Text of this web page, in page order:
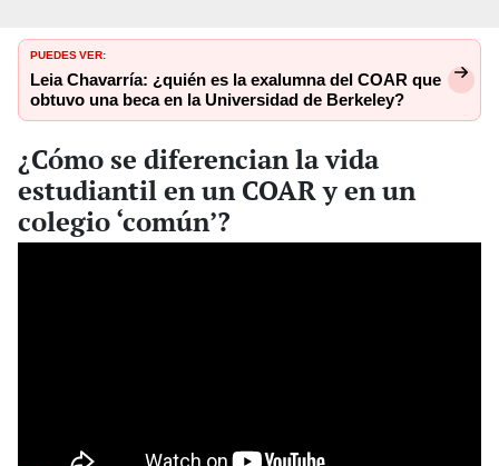
PUEDES VER:
Leia Chavarría: ¿quién es la exalumna del COAR que
obtuvo una beca en la Universidad de Berkeley?
¿Cómo se diferencian la vida
estudiantil en un COAR y en un
colegio ‘común’?